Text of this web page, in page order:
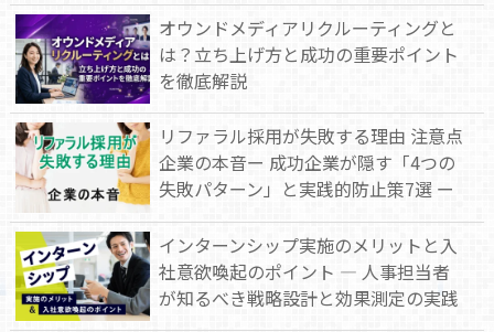
オウンドメディアリクルーティングと
は？立ち上げ方と成功の重要ポイント
を徹底解説
リファラル採用が失敗する理由 注意点
企業の本音ー 成功企業が隠す「4つの
失敗パターン」と実践的防止策7選 ー
インターンシップ実施のメリットと入
社意欲喚起のポイント — 人事担当者
が知るべき戦略設計と効果測定の実践